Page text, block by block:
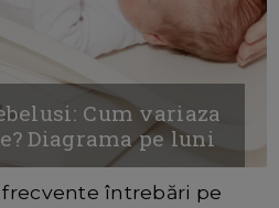
Cum variaza
Diagrama pe luni
întrebări pe